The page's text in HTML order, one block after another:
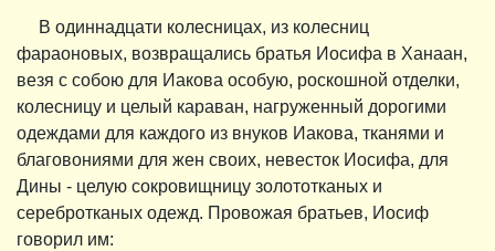
В одиннадцати колесницах, из колесниц
фараоновых, возвращались братья Иосифа в Ханаан,
везя с собою для Иакова особую, роскошной отделки,
колесницу и целый караван, нагруженный дорогими
одеждами для каждого из внуков Иакова, тканями и
благовониями для жен своих, невесток Иосифа, для
Дины - целую сокровищницу золототканых и
серебротканых одежд. Провожая братьев, Иосиф
говорил им: